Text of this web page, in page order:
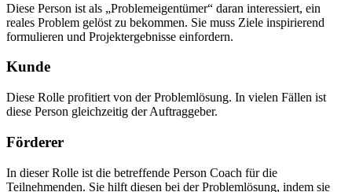
Diese Person ist als „Problemeigentümer“ daran interessiert, ein
reales Problem gelöst zu bekommen. Sie muss Ziele inspirierend
formulieren und Projektergebnisse einfordern.
Kunde
Diese Rolle profitiert von der Problemlösung. In vielen Fällen ist
diese Person gleichzeitig der Auftraggeber.
Förderer
In dieser Rolle ist die betreffende Person Coach für die
Teilnehmenden. Sie hilft diesen bei der Problemlösung, indem sie